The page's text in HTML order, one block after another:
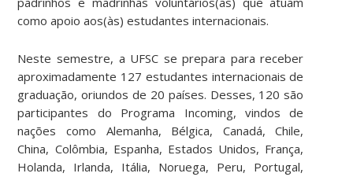
como apoio aos(às) estudantes internacionais.
Neste semestre, a UFSC se prepara para receber
aproximadamente 127 estudantes internacionais de
graduação, oriundos de 20 países. Desses, 120 são
participantes do Programa Incoming, vindos de
nações como Alemanha, Bélgica, Canadá, Chile,
China, Colômbia, Espanha, Estados Unidos, França,
Holanda, Irlanda, Itália, Noruega, Peru, Portugal,